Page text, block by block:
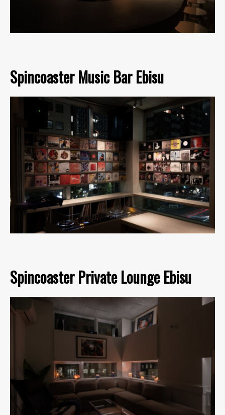
Spincoaster Music Bar Ebisu
Spincoaster Private Lounge Ebisu